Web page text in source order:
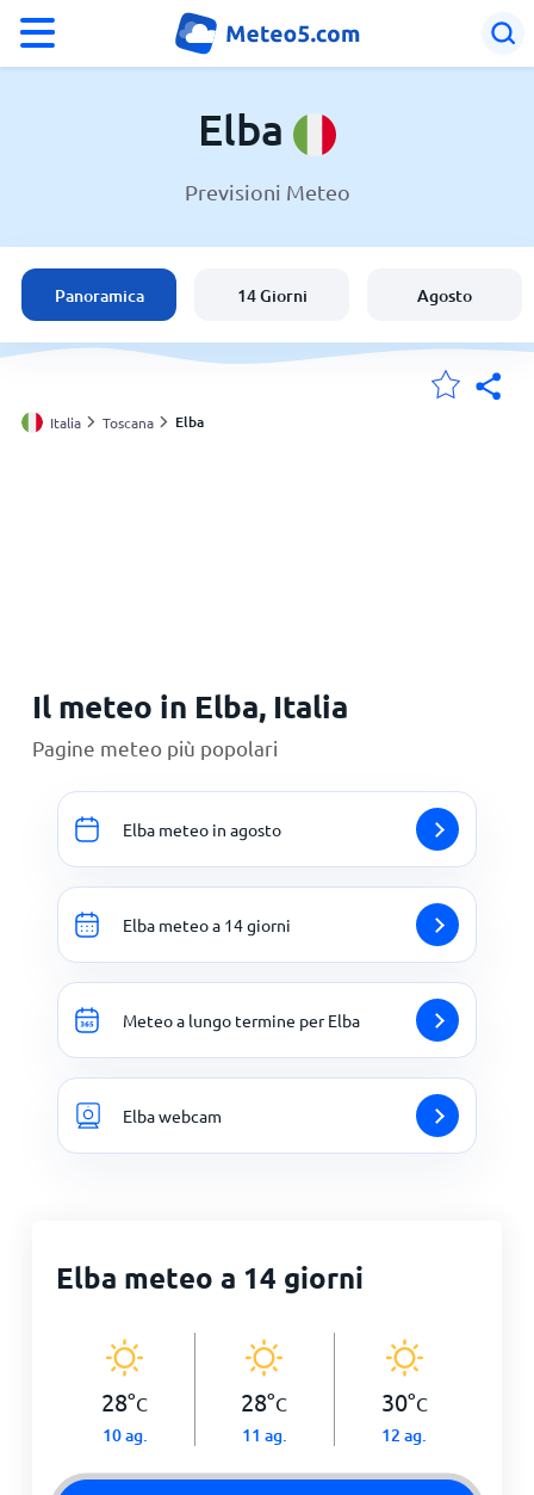
Italia
Svizzera
Le mie località
Elba
Previsioni Meteo
Panoramica 14 Giorni Agosto
Italia Toscana Elba
Il meteo in Elba, Italia
Pagine meteo più popolari
Elba meteo in agosto
Elba meteo a 14 giorni
Meteo a lungo termine per Elba
Elba webcam
Elba meteo a 14 giorni
28°C
10 ag.
28°C
11 ag.
30°C
12 ag.